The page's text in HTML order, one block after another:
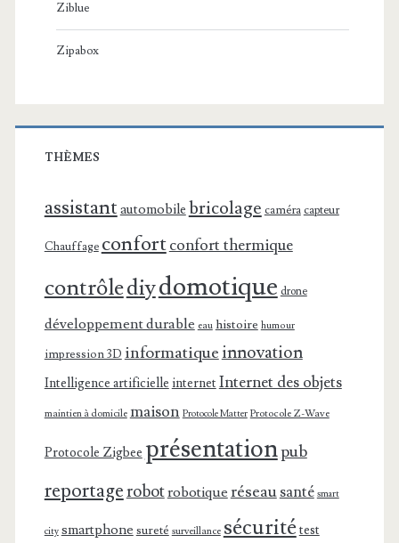
Ziblue
Zipabox
THÈMES
assistant automobile bricolage caméra capteur
Chauffage confortconfort thermique
contrôlediydomotique drone
développement durable eau histoire humour
impression 3D informatiqueinnovation
Intelligence artificielle internet Internet des objets
maintien à domicile maison Protocole Matter Protocole Z-Wave
Protocole Zigbee présentationpub
reportagerobotrobotique réseausanté smart
city smartphone sureté surveillance sécuritétest